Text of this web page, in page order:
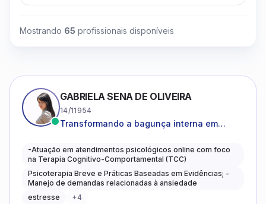
Clique para assistir
Mostrando 65 profissionais disponíveis
GABRIELA SENA DE OLIVEIRA
14/11954
Transformando a bagunça interna em
caminhos mais gentis para se viver.
-Atuação em atendimentos psicológicos online com foco
na Terapia Cognitivo-Comportamental (TCC)
Psicoterapia Breve e Práticas Baseadas em Evidências; -
Manejo de demandas relacionadas à ansiedade
estresse
+4